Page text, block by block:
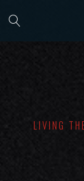
LIVING